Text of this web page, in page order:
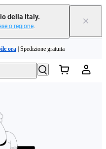
della Italy.
o regione. ×
with our experts now!
ora| Spedizione gratuita